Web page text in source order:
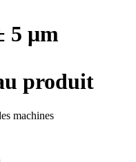
5 μm
produit
machines